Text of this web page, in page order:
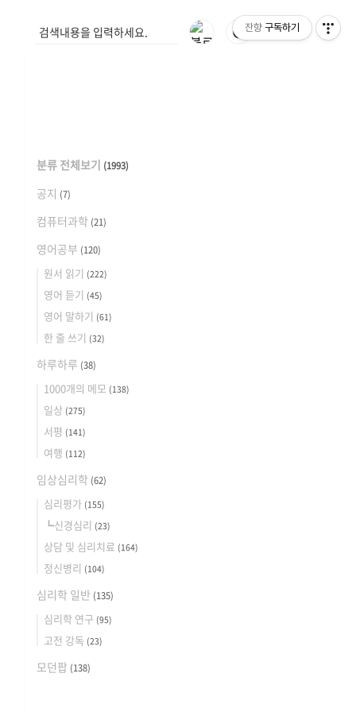
🌓
분류 전체보기 (1993)
공지 (7)
컴퓨터과학 (21)
영어공부 (120)
원서 읽기 (222)
영어 듣기 (45)
영어 말하기 (61)
한 줄 쓰기 (32)
하루하루 (38)
1000개의 메모 (138)
일상 (275)
서평 (141)
여행 (112)
임상심리학 (62)
심리평가 (155)
┗신경심리 (23)
상담 및 심리치료 (164)
정신병리 (104)
심리학 일반 (135)
심리학 연구 (95)
고전 강독 (23)
모던팝 (138)
잔향 구독하기